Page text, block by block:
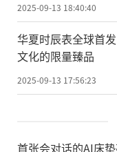
2025-09-13 18:40:40
华夏时辰表全球首
文化的限量臻品
2025-09-13 17:56:23
首张会对话的AI床